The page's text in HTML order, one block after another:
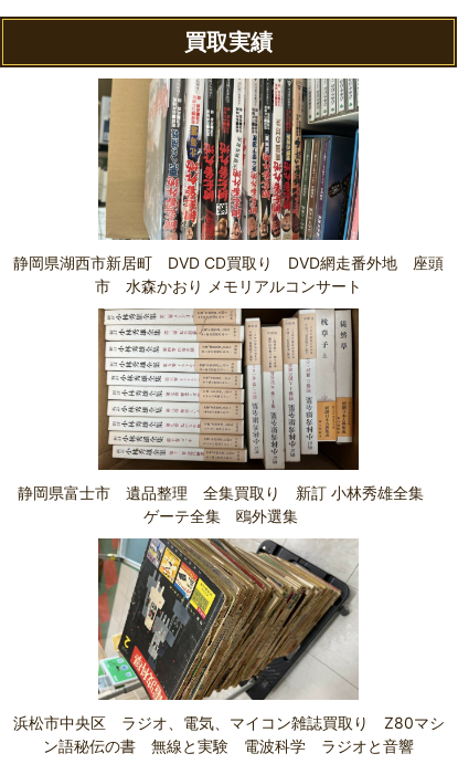
買取実績
静岡県湖西市新居町 DVD CD買取り DVD網走番外地 座頭
市 水森かおり メモリアルコンサート
静岡県富士市 遺品整理 全集買取り 新訂 小林秀雄全集
ゲーテ全集 鴎外選集
浜松市中央区 ラジオ、電気、マイコン雑誌買取り Z80マシ
ン語秘伝の書 無線と実験 電波科学 ラジオと音響